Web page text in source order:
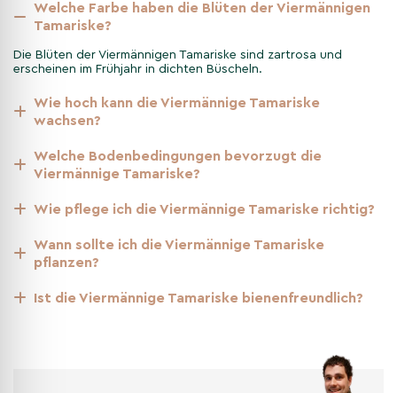
Pflege und Wartung der
Viermännigen Tamariske
Regelmäßiges Gießen während trockener Perioden und ein
Rückschnitt im Spätwinter fördern das Wachstum und die
besonderen Winterschutz.
Besonderheiten der
Viermännigen Tamariske im
Jahresverlauf
Im Frühjahr beeindruckt die Viermännige Tamariske mit ihren
sie ihre markante Silhouette mit den filigranen Zweigen.
Welche Farbe haben die Blüten der Viermännigen
Tamariske?
Die Blüten der Viermännigen Tamariske sind zartrosa und
erscheinen im Frühjahr in dichten Büscheln.
Wie hoch kann die Viermännige Tamariske
wachsen?
Welche Bodenbedingungen bevorzugt die
Viermännige Tamariske?
Wie pflege ich die Viermännige Tamariske richtig?
Wann sollte ich die Viermännige Tamariske
pflanzen?
Ist die Viermännige Tamariske bienenfreundlich?